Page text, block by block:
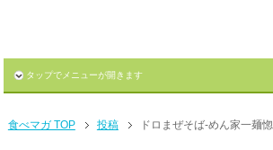
タップでメニューが開きます
食べマガ TOP 投稿 ドロまぜそば-めん家一麺惚